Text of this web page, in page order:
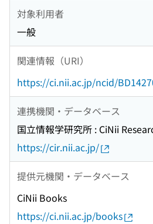
対象利用者
一般
関連情報（URI）
https://ci.nii.ac.jp/ncid/
連携機関・データベース
国立情報学研究所 : CiNii
https://cir.nii.ac.jp/
提供元機関・データベース
CiNii Books
https://ci.nii.ac.jp/books